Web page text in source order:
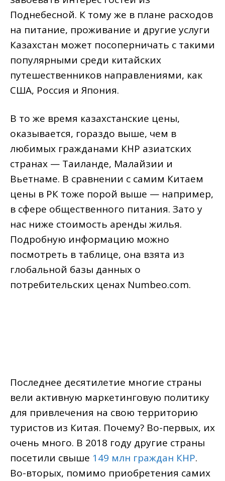
Поднебесной. К тому же в плане расходов
на питание, проживание и другие услуги
Казахстан может посоперничать с такими
популярными среди китайских
путешественников направлениями, как
США, Россия и Япония.
В то же время казахстанские цены,
оказывается, гораздо выше, чем в
любимых гражданами КНР азиатских
странах — Таиланде, Малайзии и
Вьетнаме. В сравнении с самим Китаем
цены в РК тоже порой выше — например,
в сфере общественного питания. Зато у
нас ниже стоимость аренды жилья.
Подробную информацию можно
посмотреть в таблице, она взята из
глобальной базы данных о
потребительских ценах Numbeo.com.
Последнее десятилетие многие страны
вели активную маркетинговую политику
для привлечения на свою территорию
туристов из Китая. Почему? Во-первых, их
очень много. В 2018 году другие страны
посетили свыше 149 млн граждан КНР.
Во-вторых, помимо приобретения самих